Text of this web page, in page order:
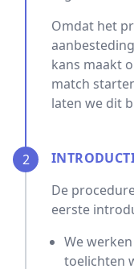
Omdat het
kans maakt
match
laten we dit
2
De
eerste
We
toelichten